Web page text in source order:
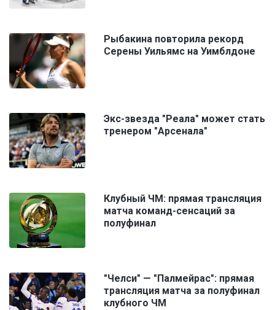
Рыбакина повторила рекорд
Серены Уильямс на Уимблдоне
Экс-звезда "Реала" может стать
тренером "Арсенала"
Клубный ЧМ: прямая трансляция
матча команд-сенсаций за
полуфинал
"Челси" — "Палмейрас": прямая
трансляция матча за полуфинал
клубного ЧМ